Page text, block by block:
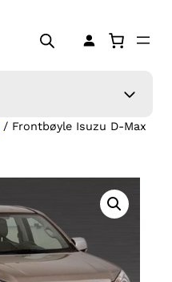
/ Frontbøyle Isuzu D-Max